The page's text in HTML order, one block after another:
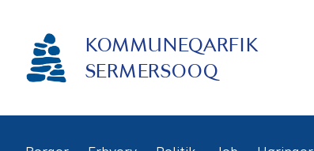
indhold
KOMMUNEQARFIK
SERMERSOOQ